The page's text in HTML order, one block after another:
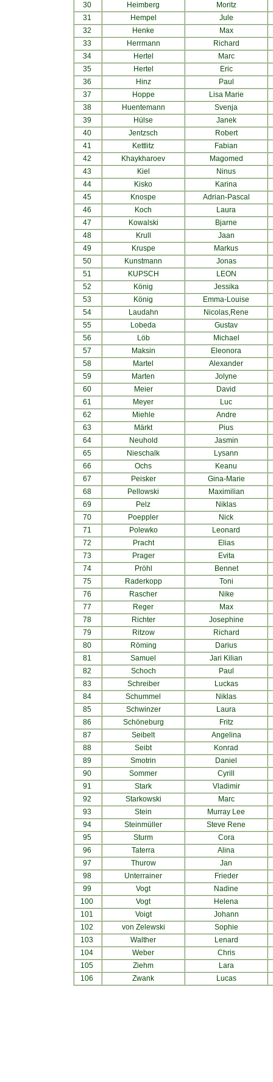
30
Heimberg
Moritz
31
Hempel
Jule
32
Henke
Max
33
Herrmann
Richard
34
Hertel
Marc
35
Hertel
Eric
36
Hinz
Paul
37
Hoppe
Lisa Marie
38
Huentemann
Svenja
39
Hülse
Janek
40
Jentzsch
Robert
41
Kettlitz
Fabian
42
Khaykharoev
Magomed
43
Kiel
Ninus
44
Kisko
Karina
45
Knospe
Adrian-Pascal
46
Koch
Laura
47
Kowalski
Bjarne
48
Krull
Jaan
49
Kruspe
Markus
50
Kunstmann
Jonas
51
KUPSCH
LEON
52
König
Jessika
53
König
Emma-Louise
54
Laudahn
Nicolas,Rene
55
Lobeda
Gustav
56
Löb
Michael
57
Maksin
Eleonora
58
Martel
Alexander
59
Marten
Jolyne
60
Meier
David
61
Meyer
Luc
62
Miehle
Andre
63
Märkt
Pius
64
Neuhold
Jasmin
65
Nieschalk
Lysann
66
Ochs
Keanu
67
Peisker
Gina-Marie
68
Pellowski
Maximilian
69
Pelz
Niklas
70
Poeppler
Nick
71
Polewko
Leonard
72
Pracht
Elias
73
Prager
Evita
74
Pröhl
Bennet
75
Raderkopp
Toni
76
Rascher
Nike
77
Reger
Max
78
Richter
Josephine
79
Ritzow
Richard
80
Röming
Darius
81
Samuel
Jari Kilian
82
Schoch
Paul
83
Schreiber
Luckas
84
Schummel
Niklas
85
Schwinzer
Laura
86
Schöneburg
Fritz
87
Seibelt
Angelina
88
Seibt
Konrad
89
Smotrin
Daniel
90
Sommer
Cyrill
91
Stark
Vladimir
92
Starkowski
Marc
93
Stein
Murray Lee
94
Steinmüller
Steve Rene
95
Sturm
Cora
96
Taterra
Alina
97
Thurow
Jan
98
Unterrainer
Frieder
99
Vogt
Nadine
100
Vogt
Helena
101
Voigt
Johann
102
von Zelewski
Sophie
103
Walther
Lenard
104
Weber
Chris
105
Ziehm
Lara
106
Zwank Lucas